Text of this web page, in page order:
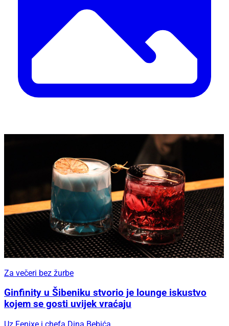
Za večeri bez žurbe
Ginfinity u Šibeniku stvorio je lounge iskustvo
kojem se gosti uvijek vraćaju